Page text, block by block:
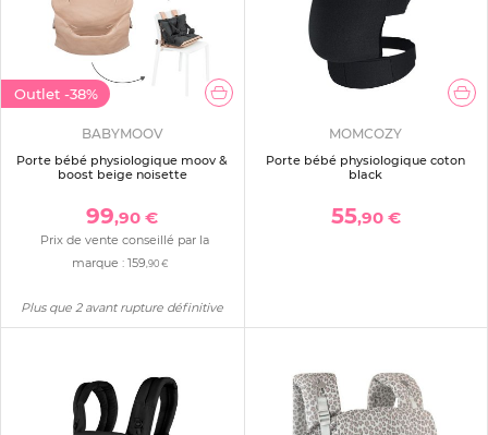
Outlet -38%
BABYMOOV
Porte bébé physiologique moov &
boost beige noisette
99,90 €
Prix de vente conseillé par la
marque : 159 ,90 €
Plus que 2 avant rupture définitive
MOMCOZY
Porte bébé physiologique coton
black
55,90 €